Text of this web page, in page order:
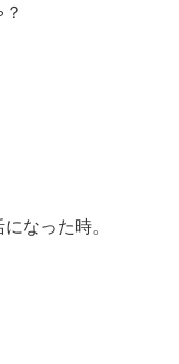
なった時。